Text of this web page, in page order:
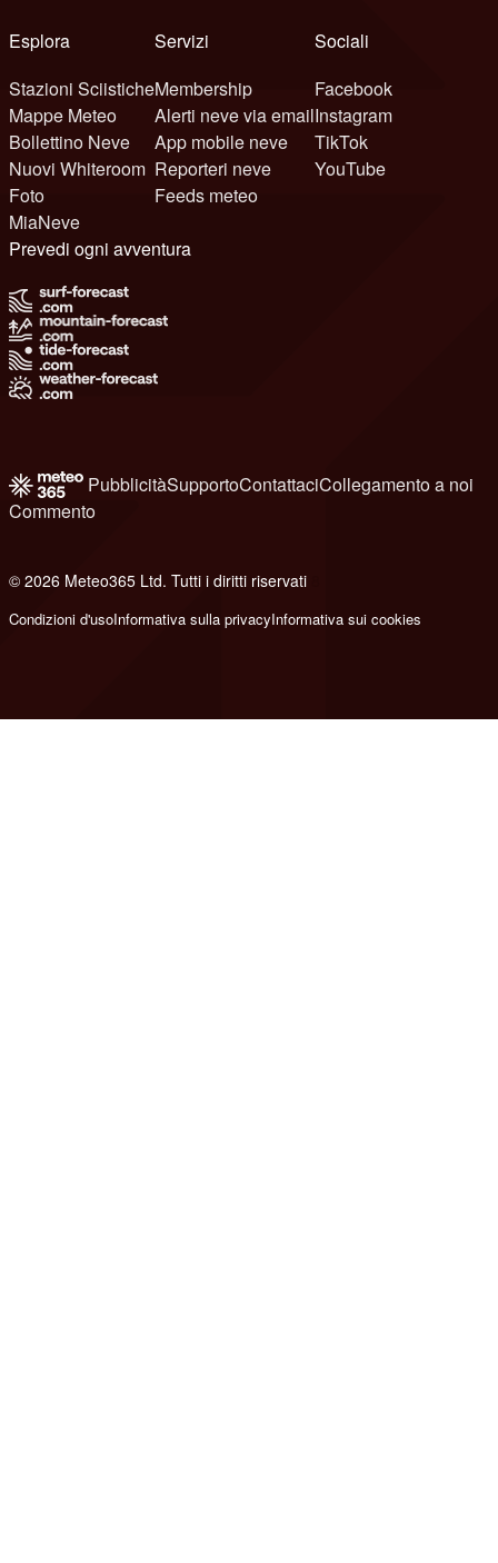
Esplora
Stazioni Sciistiche
Mappe Meteo
Bollettino Neve
Nuovi Whiteroom
Foto
MiaNeve
Servizi
Membership
Alerti neve via email
App mobile neve
Reporteri neve
Feeds meteo
Sociali
Facebook
Instagram
TikTok
YouTube
Prevedi ogni avventura
PubblicitàSupportoContattaciCollegamento a noi
Commento
© 2026 Meteo365 Ltd. Tutti i diritti riservati
Condizioni d'usoInformativa sulla privacyInformativa sui cookies